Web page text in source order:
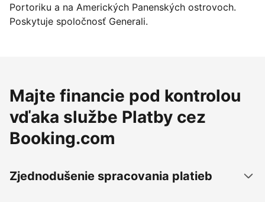
Portoriku a na Amerických Panenských ostrovoch.
Poskytuje spoločnosť Generali.
Majte financie pod kontrolou
vďaka službe Platby cez
Booking.com
Zjednodušenie spracovania platieb